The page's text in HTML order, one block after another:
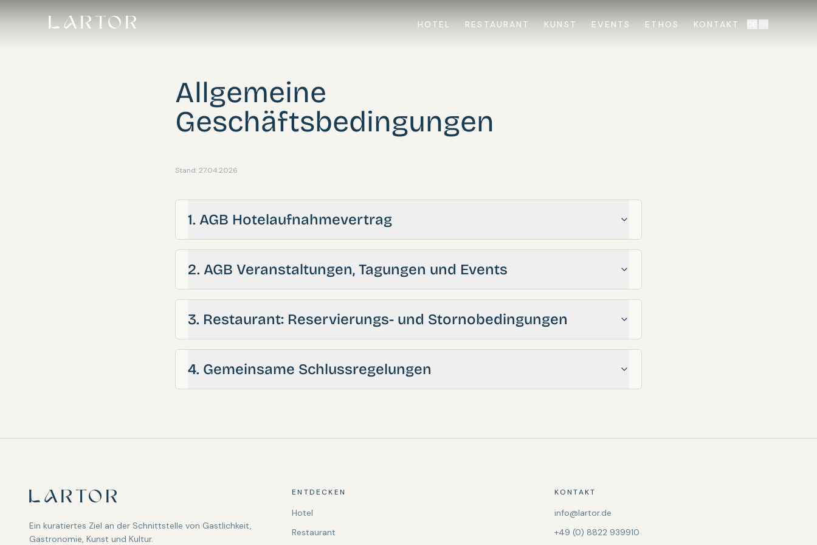
LARTOR HOTEL RESTAURANT KUNST EVENTS ETHOS KONTAKT
Allgemeine
Geschäftsbedingungen
Stand: 27.04.2026
1. AGB Hotelaufnahmevertrag
2. AGB Veranstaltungen, Tagungen und Events
3. Restaurant: Reservierungs- und Stornobedingungen
4. Gemeinsame Schlussregelungen
LARTOR
Ein kuratiertes Ziel an der Schnittstelle von Gastlichkeit,
Gastronomie, Kunst und Kultur.
ENTDECKEN
Hotel
Restaurant
KONTAKT
info@lartor.de
+49 (0) 8822 939910